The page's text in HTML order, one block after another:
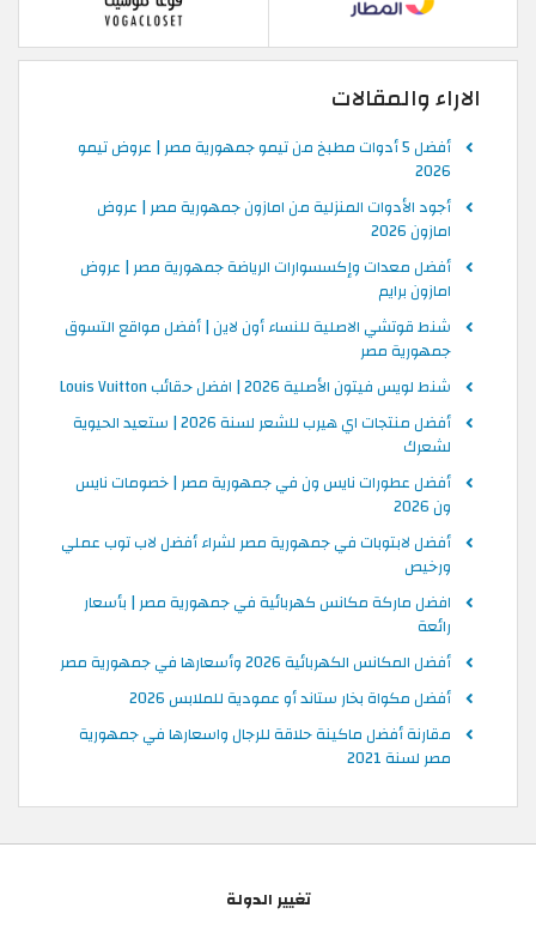
الاراء والمقالات
أفضل 5 أدوات مطبخ من تيمو جمهورية مصر | عروض تيمو
2026
أجود الأدوات المنزلية من امازون جمهورية مصر | عروض
امازون 2026
أفضل معدات وإكسسوارات الرياضة جمهورية مصر | عروض
امازون برايم
شنط قوتشي الاصلية للنساء أون لاين | أفضل مواقع التسوق
جمهورية مصر
شنط لويس فيتون الأصلية 2026 | افضل حقائب Louis Vuitton
أفضل منتجات اي هيرب للشعر لسنة 2026 | ستعيد الحيوية
لشعرك
أفضل عطورات نايس ون في جمهورية مصر | خصومات نايس
ون 2026
أفضل لابتوبات في جمهورية مصر لشراء أفضل لاب توب عملي
ورخيص
افضل ماركة مكانس كهربائية في جمهورية مصر | بأسعار
رائعة
أفضل المكانس الكهربائية 2026 وأسعارها في جمهورية مصر
أفضل مكواة بخار ستاند أو عمودية للملابس 2026
مقارنة أفضل ماكينة حلاقة للرجال واسعارها في جمهورية
مصر لسنة 2021
تغيير الدولة